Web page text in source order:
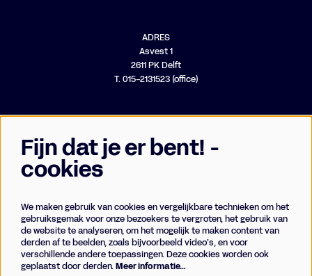
ADRES
Asvest 1
2611 PK Delft
T. 015-2131523 (office)
Businessclub
Vrienden
Techniek
Fijn dat je er bent! -
cookies
We maken gebruik van cookies en vergelijkbare technieken om het
gebruiksgemak voor onze bezoekers te vergroten, het gebruik van
de website te analyseren, om het mogelijk te maken content van
derden af te beelden, zoals bijvoorbeeld video’s, en voor
verschillende andere toepassingen. Deze cookies worden ook
geplaatst door derden.Meer informatie…